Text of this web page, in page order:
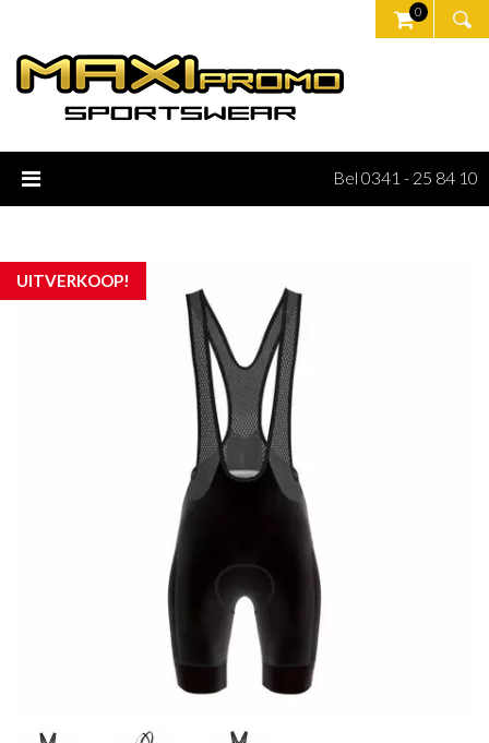
0
Bel 0341 - 25 84 10
UITVERKOOP!